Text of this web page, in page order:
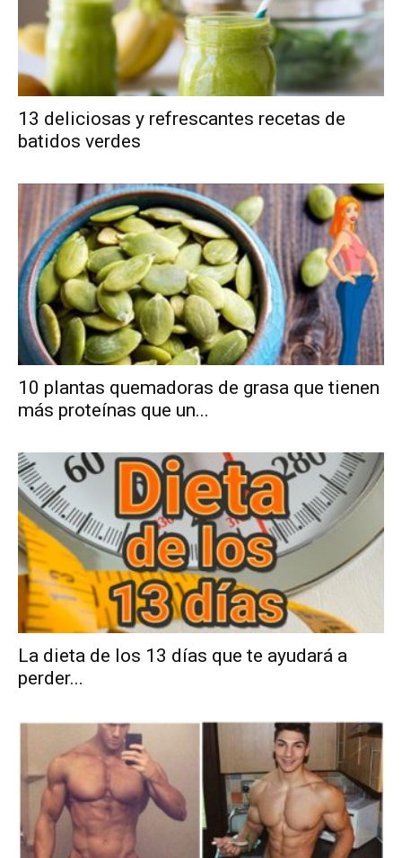
13 deliciosas y refrescantes recetas de
batidos verdes
10 plantas quemadoras de grasa que tienen
más proteínas que un...
La dieta de los 13 días que te ayudará a
perder...